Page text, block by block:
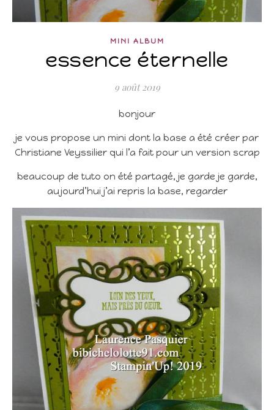
MINI ALBUM
essence éternelle
9 août 2019
bonjour
je vous propose un mini dont la base a été créer par
Christiane Veyssilier qui l’a fait pour un version scrap
beaucoup de tuto on été partagé, je garde je garde,
aujourd’hui j’ai repris la base, regarder